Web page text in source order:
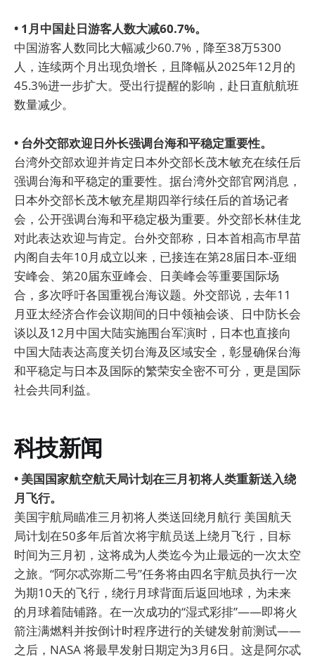
• 1月中国赴日游客人数大减60.7%。
中国游客人数同比大幅减少60.7%，降至38万5300
人，连续两个月出现负增长，且降幅从2025年12月的
45.3%进一步扩大。受出行提醒的影响，赴日直航航班
数量减少。
• 台外交部欢迎日外长强调台海和平稳定重要性。
台湾外交部欢迎并肯定日本外交部长茂木敏充在续任后
强调台海和平稳定的重要性。据台湾外交部官网消息，
日本外交部长茂木敏充星期四举行续任后的首场记者
会，公开强调台海和平稳定极为重要。外交部长林佳龙
对此表达欢迎与肯定。台外交部称，日本首相高市早苗
内阁自去年10月成立以来，已接连在第28届日本-亚细
安峰会、第20届东亚峰会、日美峰会等重要国际场
合，多次呼吁各国重视台海议题。外交部说，去年11
月亚太经济合作会议期间的日中领袖会谈、日中防长会
谈以及12月中国大陆实施围台军演时，日本也直接向
中国大陆表达高度关切台海及区域安全，彰显确保台海
和平稳定与日本及国际的繁荣安全密不可分，更是国际
社会共同利益。
科技新闻
• 美国国家航空航天局计划在三月初将人类重新送入绕
月飞行。
美国宇航局瞄准三月初将人类送回绕月航行 美国航天
局计划在50多年后首次将宇航员送上绕月飞行，目标
时间为三月初，这将成为人类迄今为止最远的一次太空
之旅。“阿尔忒弥斯二号”任务将由四名宇航员执行一次
为期10天的飞行，绕行月球背面后返回地球，为未来
的月球着陆铺路。在一次成功的“湿式彩排”——即将火
箭注满燃料并按倒计时程序进行的关键发射前测试——
之后，NASA 将最早发射日期定为3月6日。这是阿尔忒